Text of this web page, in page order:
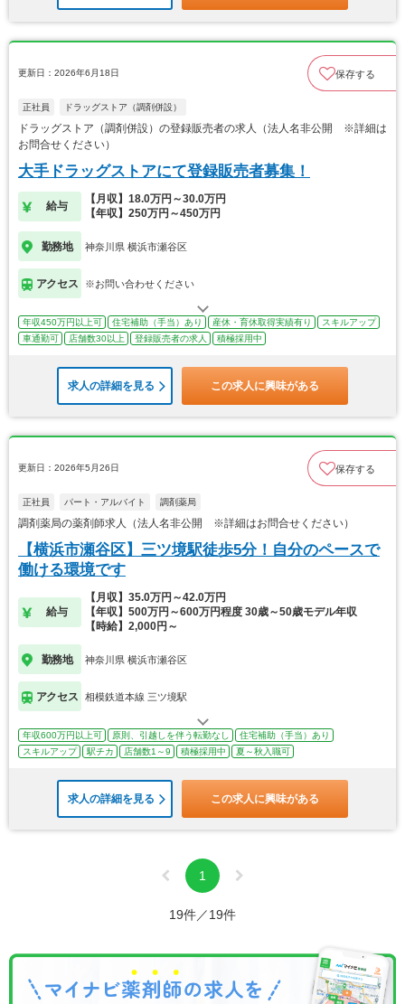
更新日：2026年6月18日 保存する
正社員 ドラッグストア（調剤併設）
ドラッグストア（調剤併設）の登録販売者の求人（法人名非公開 ※詳細は
お問合せください）
大手ドラッグストアにて登録販売者募集！
給与
【月収】18.0万円～30.0万円
【年収】250万円～450万円
勤務地 神奈川県 横浜市瀬谷区
アクセス ※お問い合わせください
年収450万円以上可 住宅補助（手当）あり 産休・育休取得実績有り
スキルアップ
車通勤可
店舗数30以上 登録販売者の求人 積極採用中
求人の詳細を見る この求人に興味がある
更新日：2026年5月26日 保存する
正社員 パート・アルバイト 調剤薬局
調剤薬局の薬剤師求人（法人名非公開 ※詳細はお問合せください）
【横浜市瀬谷区】三ツ境駅徒歩5分！自分のペースで
働ける環境です
給与
【月収】35.0万円～42.0万円
【年収】500万円～600万円程度 30歳～50歳モデル年収
【時給】2,000円～
勤務地 神奈川県 横浜市瀬谷区
アクセス 相模鉄道本線 三ツ境駅
年収600万円以上可 原則、引越しを伴う転勤なし
住宅補助（手当）あり
スキルアップ
駅チカ 店舗数1～9 積極採用中 夏～秋入職可
求人の詳細を見る この求人に興味がある
1
19件／19件